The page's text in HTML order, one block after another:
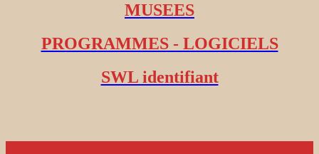
MUSEES
PROGRAMMES - LOGICIELS
SWL identifiant